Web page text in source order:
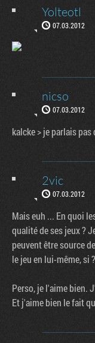
Yolteotl
07.03.2012
nicso
07.03.2012
kalcke > je parlais
2vic
07.03.2012
Mais euh ... En quoi
qualité de ses jeux ?
peuvent être source
le jeu en lui-même, si ?
Perso, je l'aime bien.
Et j'aime bien le fait